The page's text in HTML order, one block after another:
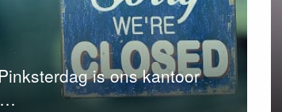
is ons kantoor